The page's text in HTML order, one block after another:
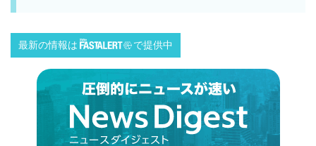
最新の情報は で提供中